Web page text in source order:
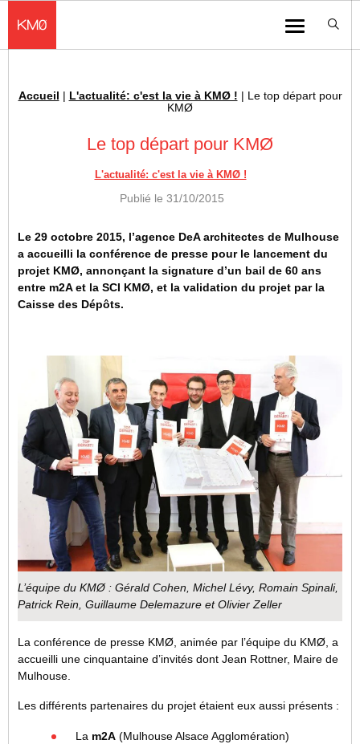
Menu
Fil d'Ariane :
Accueil | L'actualité: c'est la vie à KMØ ! | Le top départ pour
KMØ
Le top départ pour KMØ
L'actualité: c'est la vie à KMØ !
Publié le 31/10/2015
Le 29 octobre 2015, l’agence DeA architectes de Mulhouse
a accueilli la conférence de presse pour le lancement du
projet KMØ, annonçant la signature d’un bail de 60 ans
entre m2A et la SCI KMØ, et la validation du projet par la
Caisse des Dépôts.
L’équipe du KMØ : Gérald Cohen, Michel Lévy, Romain Spinali,
Patrick Rein, Guillaume Delemazure et Olivier Zeller
La conférence de presse KMØ, animée par l’équipe du KMØ, a
accueilli une cinquantaine d’invités dont Jean Rottner, Maire de
Mulhouse.
Les différents partenaires du projet étaient eux aussi présents :
La m2A (Mulhouse Alsace Agglomération)